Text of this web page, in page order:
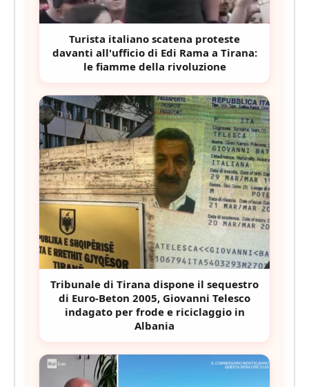
Turista italiano scatena proteste
davanti all'ufficio di Edi Rama a Tirana:
le fiamme della rivoluzione
Tribunale di Tirana dispone il sequestro
di Euro-Beton 2005, Giovanni Telesco
indagato per frode e riciclaggio in
Albania